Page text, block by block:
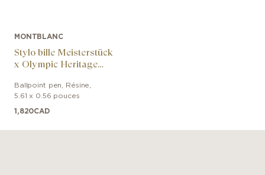
MONTBLANC
Stylo bille Meisterstück
x Olympic Heritage
Midsize
Ballpoint pen Résine
5.61 x 0.56 pouces
1,820CAD